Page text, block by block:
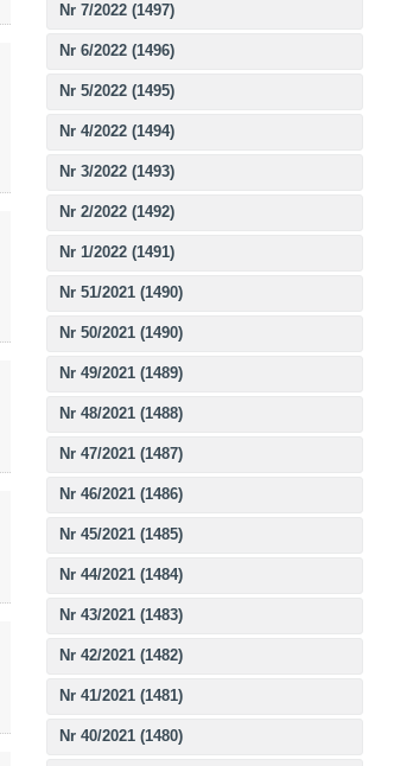
Nr 7/2022 (1497)
Nr 6/2022 (1496)
Nr 5/2022 (1495)
Nr 4/2022 (1494)
Nr 3/2022 (1493)
Nr 2/2022 (1492)
Nr 1/2022 (1491)
Nr 51/2021 (1490)
Nr 50/2021 (1490)
Nr 49/2021 (1489)
Nr 48/2021 (1488)
Nr 47/2021 (1487)
Nr 46/2021 (1486)
Nr 45/2021 (1485)
Nr 44/2021 (1484)
Nr 43/2021 (1483)
Nr 42/2021 (1482)
Nr 41/2021 (1481)
Nr 40/2021 (1480)